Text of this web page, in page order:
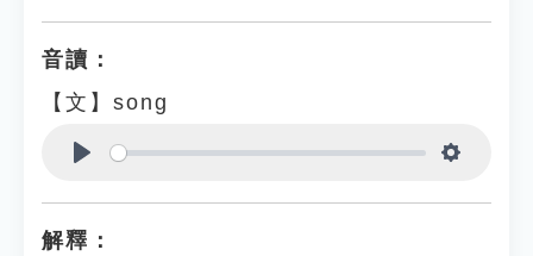
音讀：
【文】song
解釋：